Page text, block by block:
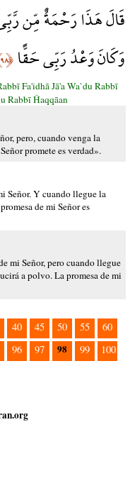
قَالَ هَذَا رَحْمَةٌ مِّن
وَكَانَ وَعْدُ رَبِّي حَقًّا﴿٩٨﴾
Fa'idhā Jā'a Wa`du Rabbī
Rabbī Ĥaqqāan
pero, cuando venga la
promete es verdad».
Señor. Y cuando llegue la
de mi Señor es
mi Señor, pero cuando llegue
a polvo. La promesa de mi
40 45 50 55
60
96 97 98 99
100